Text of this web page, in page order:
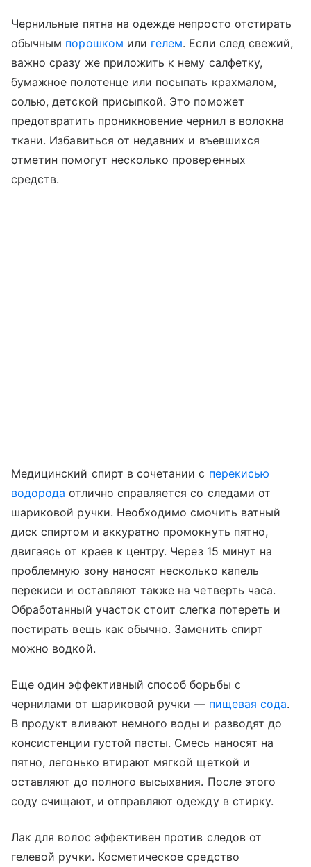
Чернильные пятна на одежде непросто отстирать
обычным порошком или гелем. Если след свежий,
важно сразу же приложить к нему салфетку,
бумажное полотенце или посыпать крахмалом,
солью, детской присыпкой. Это поможет
предотвратить проникновение чернил в волокна
ткани. Избавиться от недавних и въевшихся
отметин помогут несколько проверенных
средств.
Медицинский спирт в сочетании с перекисью
водорода отлично справляется со следами от
шариковой ручки. Необходимо смочить ватный
диск спиртом и аккуратно промокнуть пятно,
двигаясь от краев к центру. Через 15 минут на
проблемную зону наносят несколько капель
перекиси и оставляют также на четверть часа.
Обработанный участок стоит слегка потереть и
постирать вещь как обычно. Заменить спирт
можно водкой.
Еще один эффективный способ борьбы с
чернилами от шариковой ручки — пищевая сода.
В продукт вливают немного воды и разводят до
консистенции густой пасты. Смесь наносят на
пятно, легонько втирают мягкой щеткой и
оставляют до полного высыхания. После этого
соду счищают, и отправляют одежду в стирку.
Лак для волос эффективен против следов от
гелевой ручки. Косметическое средство